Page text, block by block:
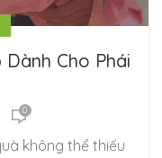
Cho Phái
0
không thể thiếu